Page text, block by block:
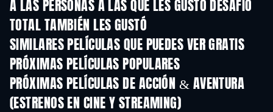
A LAS PERSONAS A LAS QUE LES GUSTÓ DESAFÍO
TOTAL TAMBIÉN LES GUSTÓ
SIMILARES PELÍCULAS QUE PUEDES VER GRATIS
PRÓXIMAS PELÍCULAS POPULARES
PRÓXIMAS PELÍCULAS DE ACCIÓN & AVENTURA
(ESTRENOS EN CINE Y STREAMING)